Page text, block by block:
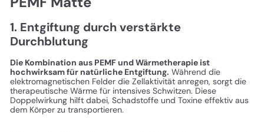
1. Entgiftung durch verstärkte
Durchblutung
Die Kombination aus PEMF und Wärmetherapie ist
hochwirksam für natürliche Entgiftung. Während die
elektromagnetischen Felder die Zellaktivität anregen, sorgt die
therapeutische Wärme für intensives Schwitzen. Diese
Doppelwirkung hilft dabei, Schadstoffe und Toxine effektiv aus
dem Körper zu transportieren.